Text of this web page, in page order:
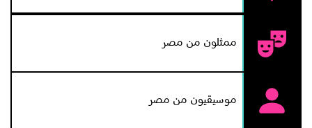
ممثلون من مصر
موسيقيون من مصر